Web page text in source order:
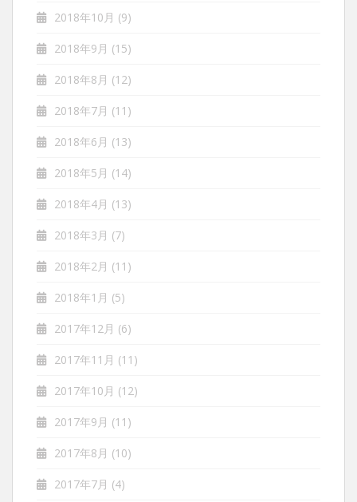
2018年10月 (9)
2018年9月 (15)
2018年8月 (12)
2018年7月 (11)
2018年6月 (13)
2018年5月 (14)
2018年4月 (13)
2018年3月 (7)
2018年2月 (11)
2018年1月 (5)
2017年12月 (6)
2017年11月 (11)
2017年10月 (12)
2017年9月 (11)
2017年8月 (10)
2017年7月 (4)